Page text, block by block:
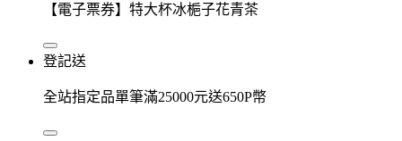
【電子票券】特大杯冰梔子花青茶
登記送
全站指定品單筆滿25000元送650P幣